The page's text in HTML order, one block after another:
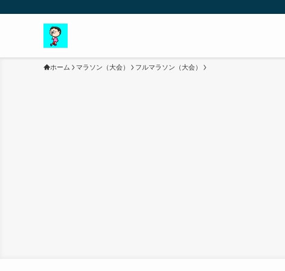
ホーム マラソン（大会） フルマラソン（大会）